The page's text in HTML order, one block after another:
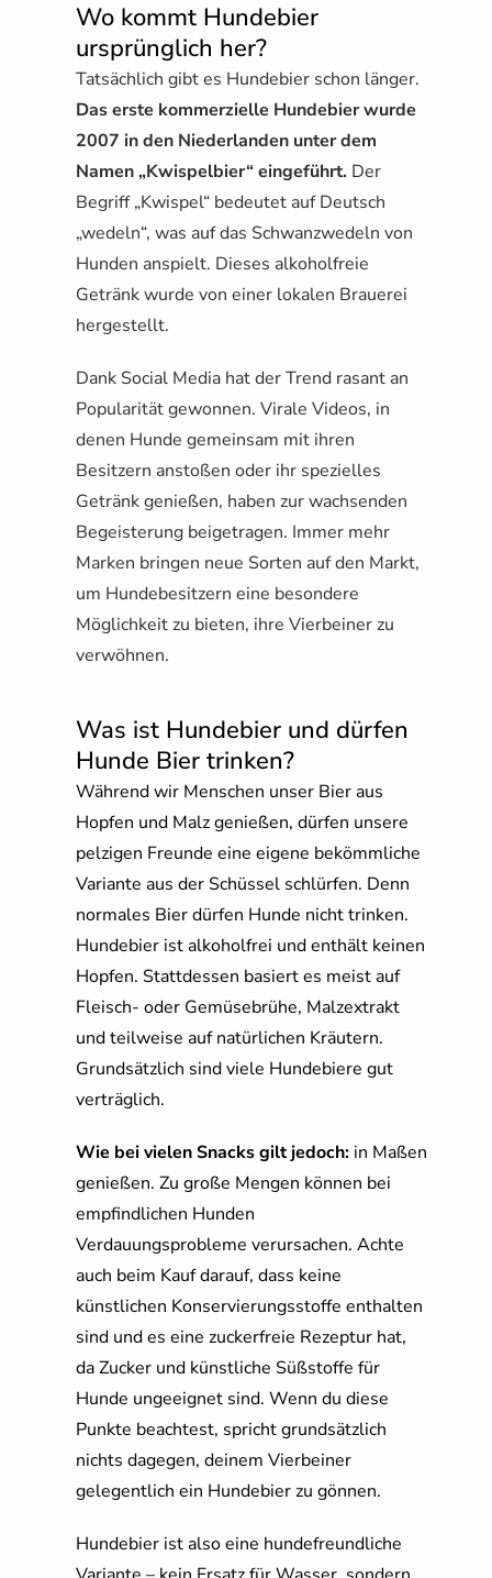
Wo kommt Hundebier
ursprünglich her?​
Tatsächlich gibt es Hundebier schon länger.
Das erste kommerzielle Hundebier wurde
2007 in den Niederlanden unter dem
Namen „Kwispelbier“ eingeführt. Der
Begriff „Kwispel“ bedeutet auf Deutsch
„wedeln“, was auf das Schwanzwedeln von
Hunden anspielt. Dieses alkoholfreie
Getränk wurde von einer lokalen Brauerei
hergestellt.
Dank Social Media hat der Trend rasant an
Popularität gewonnen. Virale Videos, in
denen Hunde gemeinsam mit ihren
Besitzern anstoßen oder ihr spezielles
Getränk genießen, haben zur wachsenden
Begeisterung beigetragen. Immer mehr
Marken bringen neue Sorten auf den Markt,
um Hundebesitzern eine besondere
Möglichkeit zu bieten, ihre Vierbeiner zu
verwöhnen.
Was ist Hundebier und dürfen
Hunde Bier trinken?
Während wir Menschen unser Bier aus
Hopfen und Malz genießen, dürfen unsere
pelzigen Freunde eine eigene bekömmliche
Variante aus der Schüssel schlürfen. Denn
normales Bier dürfen Hunde nicht trinken.
Hundebier ist alkoholfrei und enthält keinen
Hopfen. Stattdessen basiert es meist auf
Fleisch- oder Gemüsebrühe, Malzextrakt
und teilweise auf natürlichen Kräutern.
Grundsätzlich sind viele Hundebiere gut
verträglich.
Wie bei vielen Snacks gilt jedoch: in Maßen
genießen. Zu große Mengen können bei
empfindlichen Hunden
Verdauungsprobleme verursachen. Achte
auch beim Kauf darauf, dass keine
künstlichen Konservierungsstoffe enthalten
sind und es eine zuckerfreie Rezeptur hat,
da Zucker und künstliche Süßstoffe für
Hunde ungeeignet sind. Wenn du diese
Punkte beachtest, spricht grundsätzlich
nichts dagegen, deinem Vierbeiner
gelegentlich ein Hundebier zu gönnen.
Hundebier ist also eine hundefreundliche